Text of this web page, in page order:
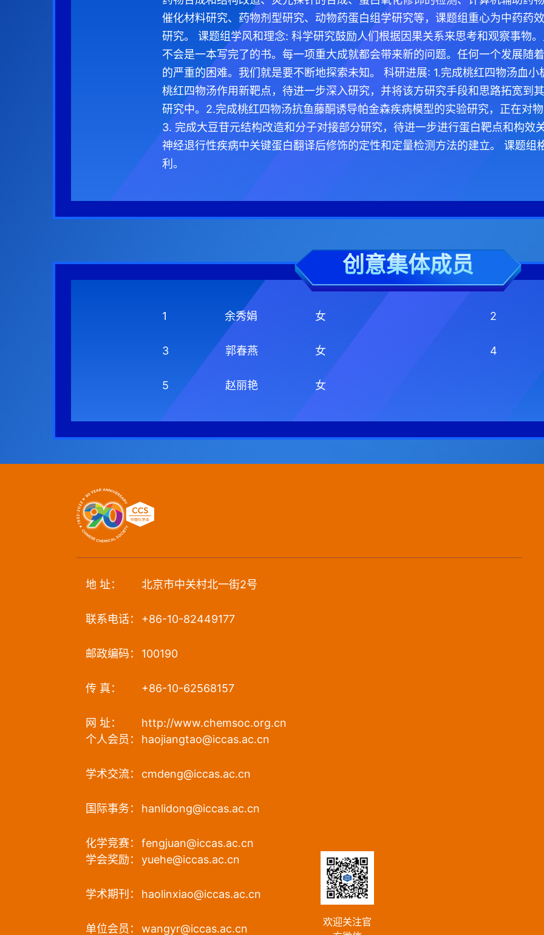
催化材料研究、药物剂型研究、动物药蛋白组学研究等，课题组重心为中药药
研究。 课题组学风和理念: 科学研究鼓励人们根据因果关系来思考和观察事物
不会是一本写完了的书。每一项重大成就都会带来新的问题。任何一个发展随
的严重的困难。我们就是要不断地探索未知。 科研进展: 1.完成桃红四物汤血
桃红四物汤作用新靶点，待进一步深入研究，并将该方研究手段和思路拓宽到
研究中。2.完成桃红四物汤抗鱼藤酮诱导帕金森疾病模型的实验研究，正在对
3. 完成大豆苷元结构改造和分子对接部分研究，待进一步进行蛋白靶点和构效
神经退行性疾病中关键蛋白翻译后修饰的定性和定量检测方法的建立。 课题组
利。
创意集体成员
1 余秀娟 女 2
3 郭春燕 女 4
5 赵丽艳 女
地 址： 北京市中关村北一街2号
联系电话： +86-10-82449177
邮政编码： 100190
传 真： +86-10-62568157
网 址：
http://www.chemsoc.org.cn
个人会员：
haojiangtao@iccas.ac.cn
学术交流： cmdeng@iccas.ac.cn
国际事务： hanlidong@iccas.ac.cn
化学竞赛： fengjuan@iccas.ac.cn
学会奖励： yuehe@iccas.ac.cn
学术期刊： haolinxiao@iccas.ac.cn
单位会员： wangyr@iccas.ac.cn
欢迎关注官